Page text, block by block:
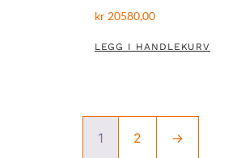
kr20580,00
LEGG I HANDLEKURV
1 2 →